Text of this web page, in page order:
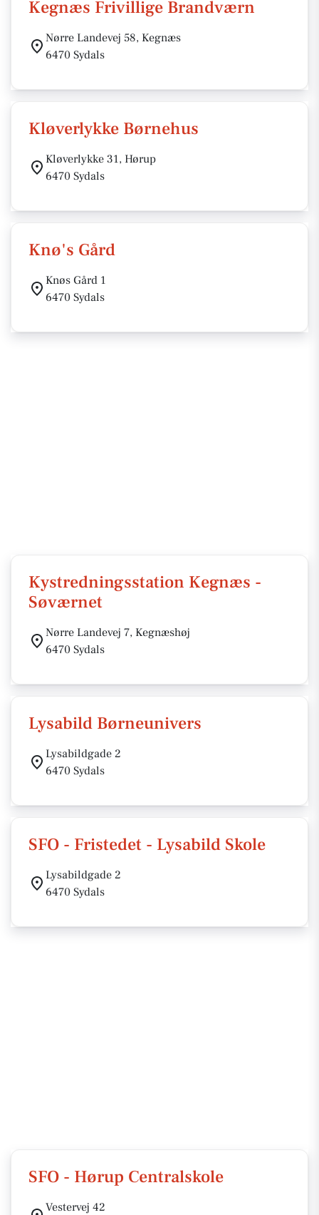
Kegnæs Frivillige Brandværn
Nørre Landevej 58, Kegnæs
6470 Sydals
Kløverlykke Børnehus
Kløverlykke 31, Hørup
6470 Sydals
Knø's Gård
Knøs Gård 1
6470 Sydals
Kystredningsstation Kegnæs -
Søværnet
Nørre Landevej 7, Kegnæshøj
6470 Sydals
Lysabild Børneunivers
Lysabildgade 2
6470 Sydals
SFO - Fristedet - Lysabild Skole
Lysabildgade 2
6470 Sydals
SFO - Hørup Centralskole
Vestervej 42